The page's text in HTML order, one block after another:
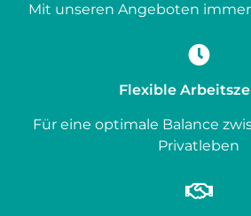
Mit unseren Angeboten
Flexible
Für eine optimale Balance
Privatleben